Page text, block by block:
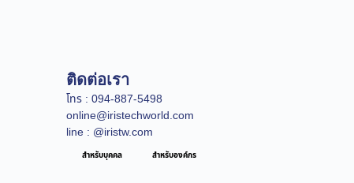
ติดต่อเรา
โทร : 094-887-5498
online@iristechworld.com
line : @iristw.com
สำหรับบุคคล สำหรับองค์กร